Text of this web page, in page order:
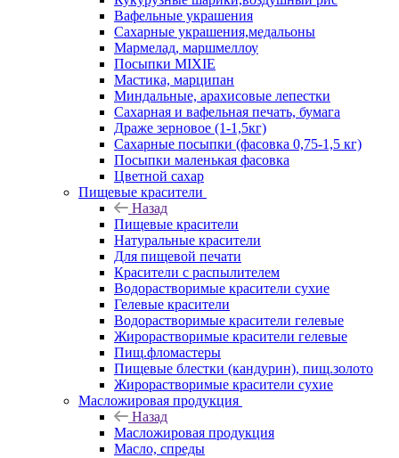
Вафельные украшения
Сахарные украшения,медальоны
Мармелад, маршмеллоу
Посыпки MIXIE
Мастика, марципан
Миндальные, арахисовые лепестки
Сахарная и вафельная печать, бумага
Драже зерновое (1-1,5кг)
Сахарные посыпки (фасовка 0,75-1,5 кг)
Посыпки маленькая фасовка
Цветной сахар
Пищевые красители
Назад
Пищевые красители
Натуральные красители
Для пищевой печати
Красители с распылителем
Водорастворимые красители сухие
Гелевые красители
Водорастворимые красители гелевые
Жирорастворимые красители гелевые
Пищ.фломастеры
Пищевые блестки (кандурин), пищ.золото
Жирорастворимые красители сухие
Масложировая продукция
Назад
Масложировая продукция
Масло, спреды